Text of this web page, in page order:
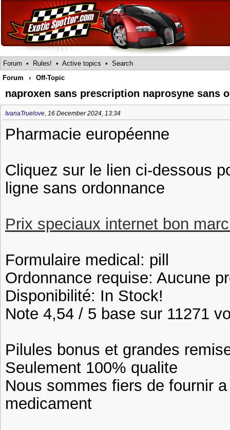
Forum • Rules! • Active topics • Search
Forum
‹ Off-Topic
naproxen sans prescription naprosyne sans
IvanaTruelove, 16 December 2024, 13:34
Pharmacie européenne
Cliquez sur le lien ci-dessous
ligne sans ordonnance
Prix speciaux internet bon
Formulaire medical: pill
Ordonnance requise: Aucune
Disponibilité: In Stock!
Note 4,54 / 5 base sur 11271
Pilules bonus et grandes
Seulement 100% qualite
Nous sommes fiers de fournir
medicament